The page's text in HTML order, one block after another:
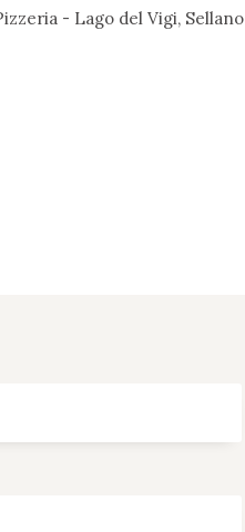
- Lago del Vigi, Sellano